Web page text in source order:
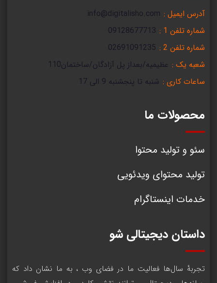
آدرس ایمیل : info@digitalisho.com
شماره تلفن 1 :
09128677713
شماره تلفن 2 :
02691091235
شعبه یک : عظیمیه/بعداز پل آزادگان/ساختمان110
ساعات کاری : شنبه تا پنجشنبه 9 الی 17
محصولات ما
سئو و تولید محتوا
تولید محتوای ویدئویی
خدمات اینستاگرام
داستان دیجیتالی شو
تجربۀ سال‌ها فعالیت ما در فضای وب ، به ما نشان داد که